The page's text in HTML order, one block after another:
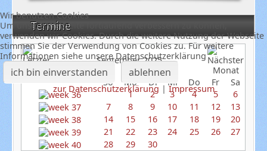
Termine
September 2025
So
Mo Di Mi Do Fr
Sa
1
2 3 4 5
6
7
8 9 10 11 12
13
14
15 16 17 18 19
20
21
22 23 24 25 26
27
28
29 30
Wir benutzen Cookies
Um unsere Webseite fortlaufend verbessern zu können,
verwenden wir Cookies. Durch die weitere Nutzung der Webseite
stimmen Sie der Verwendung von Cookies zu. Für weitere
Informationen siehe unsere Datenschutzerklärung
ich bin einverstanden ablehnen
zur Datenschutzerklärung |Impressum